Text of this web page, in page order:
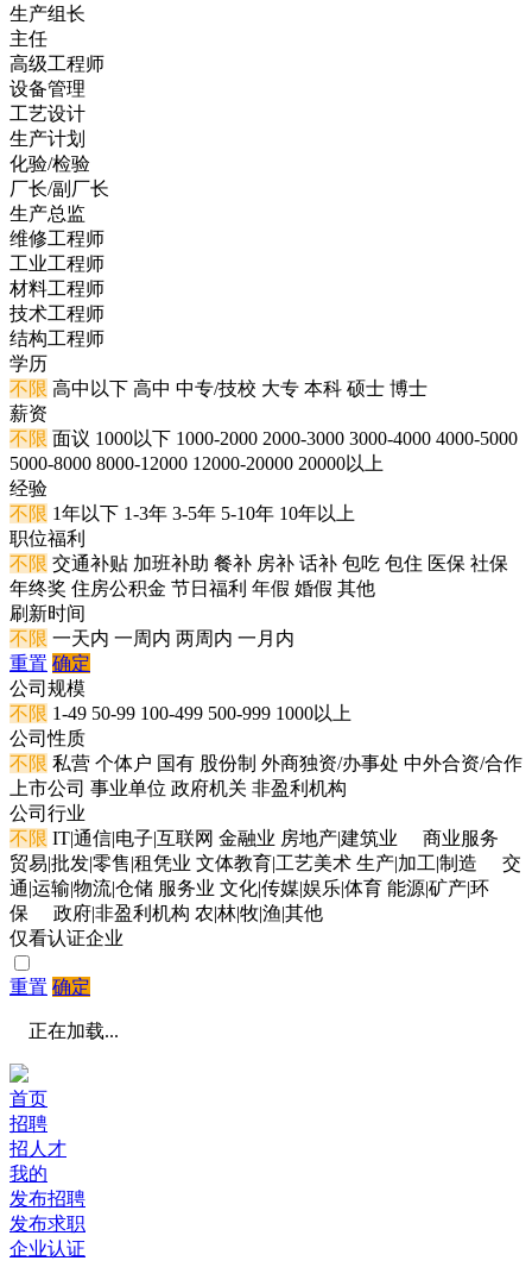
生产组长
主任
高级工程师
设备管理
工艺设计
生产计划
化验/检验
厂长/副厂长
生产总监
维修工程师
工业工程师
材料工程师
技术工程师
结构工程师
学历
不限 高中以下 高中 中专/技校 大专 本科 硕士 博士
薪资
不限 面议 1000以下 1000-2000 2000-3000 3000-4000 4000-5000
5000-8000 8000-12000 12000-20000 20000以上
经验
不限 1年以下 1-3年 3-5年 5-10年 10年以上
职位福利
不限 交通补贴 加班补助 餐补 房补 话补 包吃 包住 医保 社保
年终奖 住房公积金 节日福利 年假 婚假 其他
刷新时间
不限 一天内 一周内 两周内 一月内
重置 确定
公司规模
不限 1-49 50-99 100-499 500-999 1000以上
公司性质
不限 私营 个体户 国有 股份制 外商独资/办事处 中外合资/合作
上市公司 事业单位 政府机关 非盈利机构
公司行业
不限 IT|通信|电子|互联网 金融业 房地产|建筑业
商业服务
贸易|批发|零售|租凭业 文体教育|工艺美术 生产|加工|制造
交
通|运输|物流|仓储 服务业 文化|传媒|娱乐|体育 能源|矿产|环
保
政府|非盈利机构 农|林|牧|渔|其他
仅看认证企业
重置 确定
正在加载...
首页
招聘
招人才
我的
发布招聘
发布求职
企业认证